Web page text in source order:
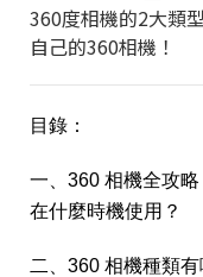
360度相機的2大類
自己的360相機！
目錄：
一、360 相機全攻
在什麼時機使用？
二、360 相機種類